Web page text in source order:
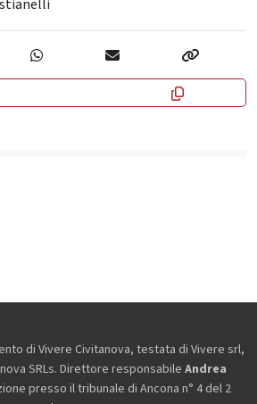
di Vivere Civitanova, testata di Vivere srl,
SRLs. Direttore responsabile Andrea
presso il tribunale di Ancona n° 4 del 2